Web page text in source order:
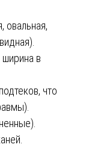
овальная,
в
что